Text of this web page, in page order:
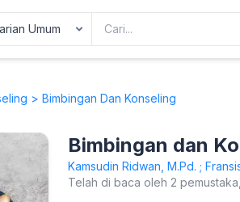
> Bimbingan Dan Konseling
Bimbingan dan
Kamsudin Ridwan, M.Pd. ;
Telah di baca oleh 2